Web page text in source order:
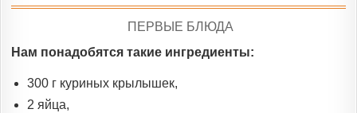
POSTED
ПЕРВЫЕ БЛЮДА
Нам понадобятся такие ингредиенты:
300 г куриных крылышек,
2 яйца,